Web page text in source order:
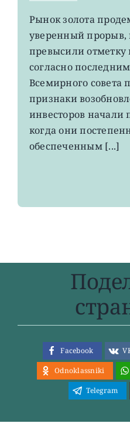
Рынок золота
уверенный прорыв,
превысили отметку
согласно
Всемирного совета
признаки
инвесторов начали
когда они
обеспеченным [...]
Facebook
Odnoklassniki
Telegram